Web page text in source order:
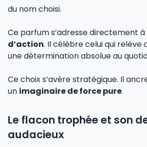
du nom choisi.
Ce parfum s’adresse directement à
d’action. Il célèbre celui qui relève
une détermination absolue au
Ce choix s’avère stratégique. Il
un imaginaire de force pure.
Le flacon trophée et son
audacieux